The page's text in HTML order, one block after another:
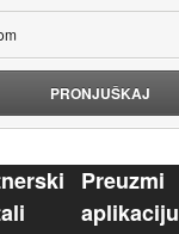
PRONJUŠKAJ
Preuzmi
aplikaciju